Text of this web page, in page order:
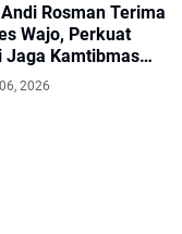
Rosman Terima
Wajo, Perkuat
Jaga Kamtibmas
Pembangunan
2026